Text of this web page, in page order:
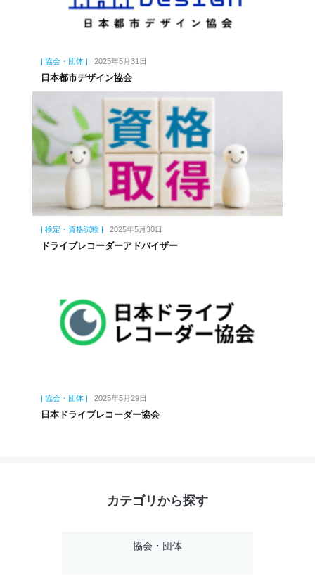
| 協会・団体 | 2025年5月31日
日本都市デザイン協会
| 検定・資格試験 | 2025年5月30日
ドライブレコーダーアドバイザー
| 協会・団体 | 2025年5月29日
日本ドライブレコーダー協会
カテゴリから探す
協会・団体